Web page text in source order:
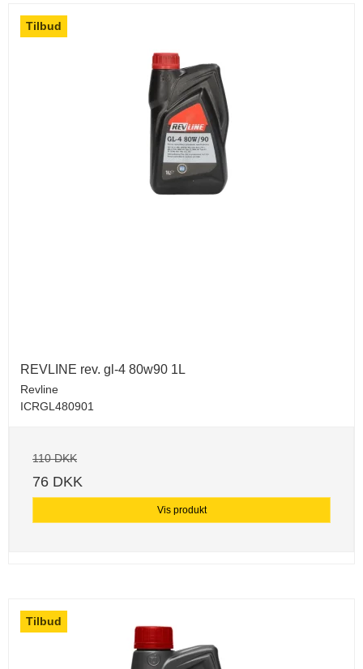
Tilbud
REVLINE rev. gl-4 80w90 1L
Revline
ICRGL480901
110 DKK
76 DKK
Vis produkt
Tilbud